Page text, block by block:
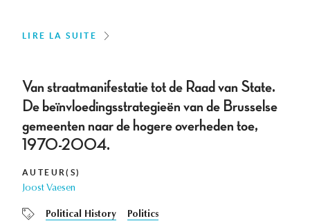
LIRE LA SUITE
Van straatmanifestatie tot de Raad van State.
De beïnvloedingsstrategieën van de Brusselse
gemeenten naar de hogere overheden toe,
1970-2004.
AUTEUR(S)
Joost Vaesen
Political History Politics